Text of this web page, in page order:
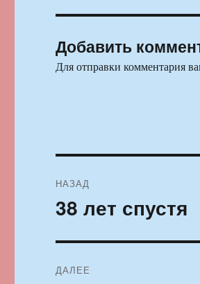
Добавить
Для отправки комментария
по
НАЗАД
Предыдущая
38 лет спустя
ДАЛЕЕ